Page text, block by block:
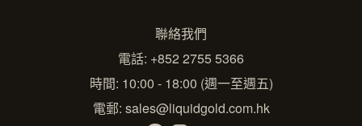
聯絡我們
電話: +852 2755 5366
時間: 10:00 - 18:00 (週一至週五)
電郵: sales@liquidgold.com.hk